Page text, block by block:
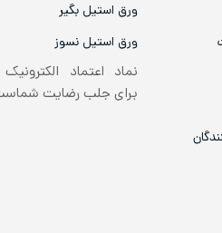
ورق استیل بگیر
ورق استیل نسوز
نماد اعتماد الکترونیک
برای جلب رضایت